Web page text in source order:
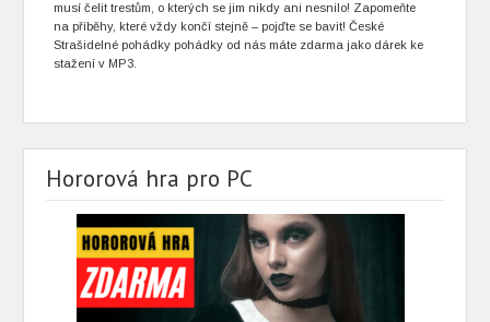
musí čelit trestům, o kterých se jim nikdy ani nesnilo! Zapomeňte
na příběhy, které vždy končí stejně – pojďte se bavit! České
Strašidelné pohádky pohádky od nás máte zdarma jako dárek ke
stažení v MP3.
Hororová hra pro PC